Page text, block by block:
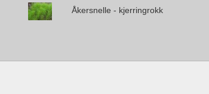
Åkersnelle - kjerringrokk